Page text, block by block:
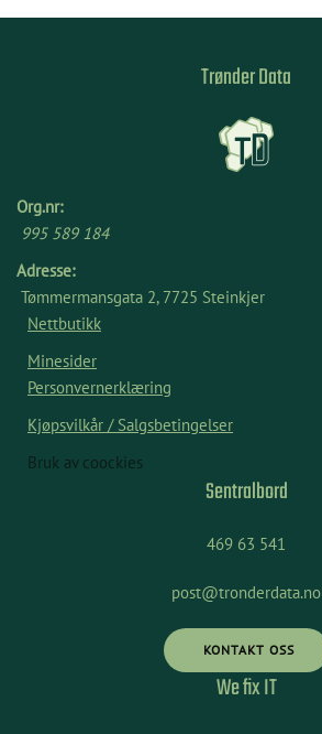
Trønder Data
Org.nr:
995 589 184
Adresse:
Tømmermansgata 2, 7725 Steinkjer
Nettbutikk
Minesider
Personvernerklæring
Kjøpsvilkår / Salgsbetingelser
Bruk av coockies
Sentralbord
469 63 541
post@tronderdata.no
KONTAKT OSS
We fix IT